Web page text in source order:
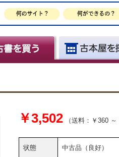
￥3,502 （送料：￥360 ～
状態 中古品（良好）